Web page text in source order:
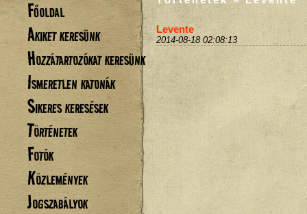
Főoldal
Akiket keresünk
Hozzátartozókat keresünk
Ismeretlen katonák
Sikeres keresések
Történetek
Fotók
Közlemények
Jogszabályok
Levente
2014-08-18 02:08:13